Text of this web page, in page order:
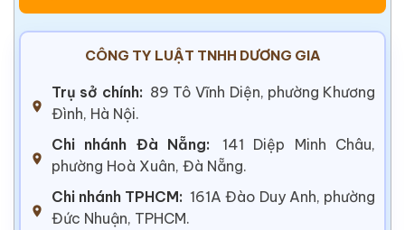
CÔNG TY LUẬT TNHH DƯƠNG GIA
Trụ sở chính: 89 Tô Vĩnh Diện, phường Khương
Đình, Hà Nội.
Chi nhánh Đà Nẵng:
141 Diệp Minh Châu,
phường Hoà Xuân, Đà Nẵng.
Chi nhánh TPHCM: 161A Đào Duy Anh, phường
Đức Nhuận, TPHCM.